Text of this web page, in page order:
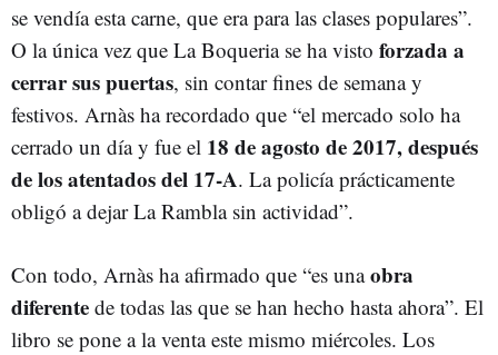
se vendía esta carne, que era para las clases populares”.
O la única vez que La Boqueria se ha visto forzada a
cerrar sus puertas, sin contar fines de semana y
festivos. Arnàs ha recordado que “el mercado solo ha
cerrado un día y fue el 18 de agosto de 2017, después
de los atentados del 17-A. La policía prácticamente
obligó a dejar La Rambla sin actividad”.
Con todo, Arnàs ha afirmado que “es unaobra
diferente de todas las que se han hecho hasta ahora”. El
libro se pone a la venta este mismo miércoles. Los